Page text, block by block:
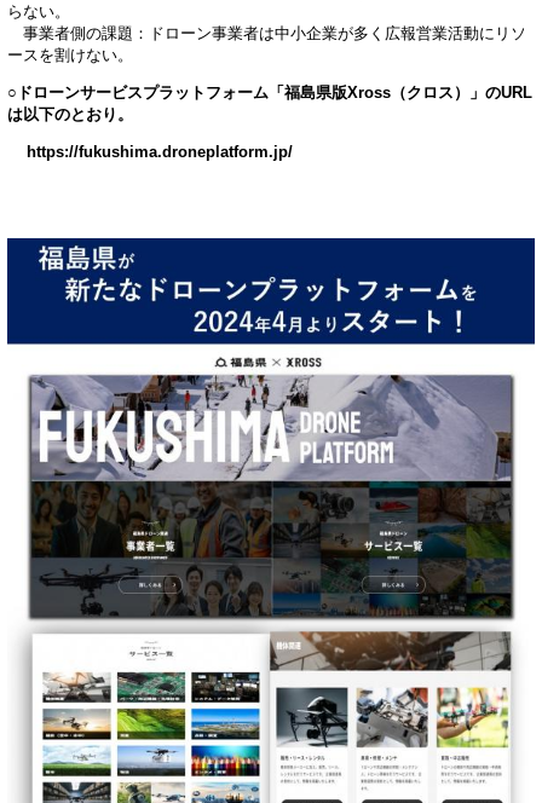
らない。
事業者側の課題：ドローン事業者は中小企業が多く広報営業活動にリソ
ースを割けない。
○ドローンサービスプラットフォーム「福島県版Xross（クロス）」のURL
は以下のとおり。
https://fukushima.droneplatform.jp/